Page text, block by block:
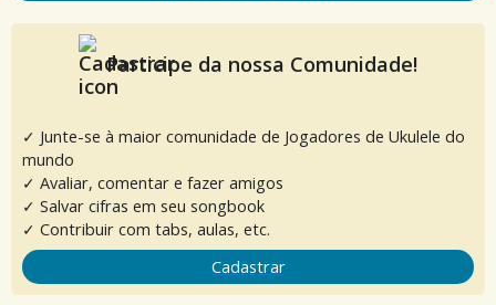
Participe da nossa Comunidade!
✓ Junte-se à maior comunidade de Jogadores de Ukulele do
mundo
✓ Avaliar, comentar e fazer amigos
✓ Salvar cifras em seu songbook
✓ Contribuir com tabs, aulas, etc.
Cadastrar